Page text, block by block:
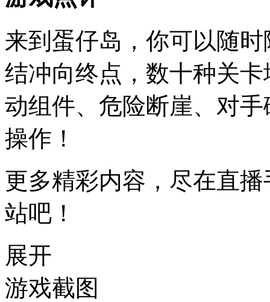
来到蛋仔岛，你可以随
结冲向终点，数十种关
动组件、危险断崖、对
操作！
更多精彩内容，尽在直
站吧！
展开
游戏截图